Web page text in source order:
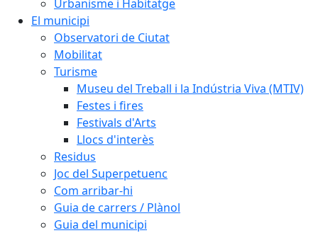
Urbanisme i Habitatge
El municipi
Observatori de Ciutat
Mobilitat
Turisme
Museu del Treball i la Indústria Viva (MTIV)
Festes i fires
Festivals d'Arts
Llocs d'interès
Residus
Joc del Superpetuenc
Com arribar-hi
Guia de carrers / Plànol
Guia del municipi